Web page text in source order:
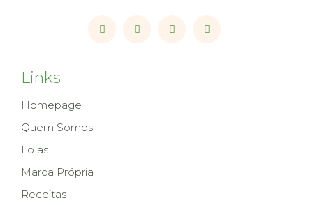
Links
Homepage
Quem Somos
Lojas
Marca Própria
Receitas